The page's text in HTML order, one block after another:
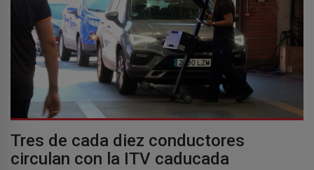
Tres de cada diez conductores
circulan con la ITV caducada